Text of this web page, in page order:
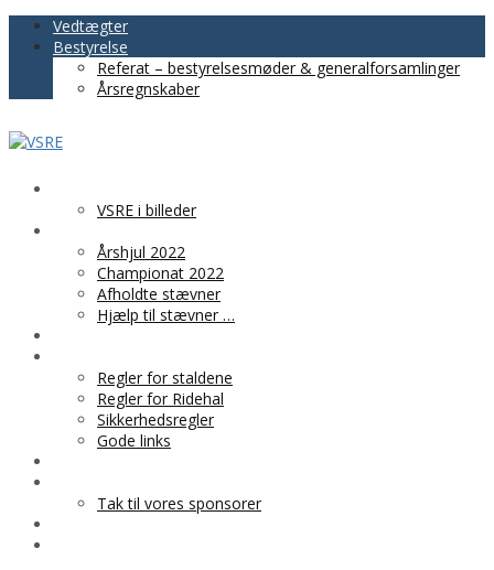
Vedtægter
Bestyrelse
Referat – bestyrelsesmøder & generalforsamlinger
Årsregnskaber
VSRE i billeder
Årshjul 2022
Championat 2022
Afholdte stævner
Hjælp til stævner …
Regler for staldene
Regler for Ridehal
Sikkerhedsregler
Gode links
Tak til vores sponsorer